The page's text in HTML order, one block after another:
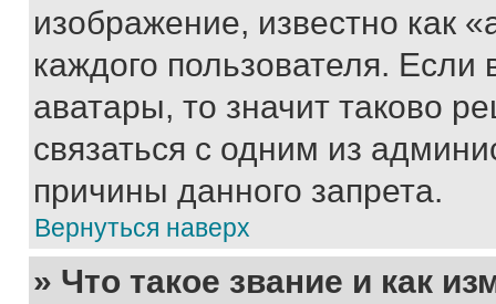
изображение, известно как
каждого пользователя.
аватары, то значит таково
связаться с одним из
причины данного запрета.
Вернуться наверх
» Что такое звание и как